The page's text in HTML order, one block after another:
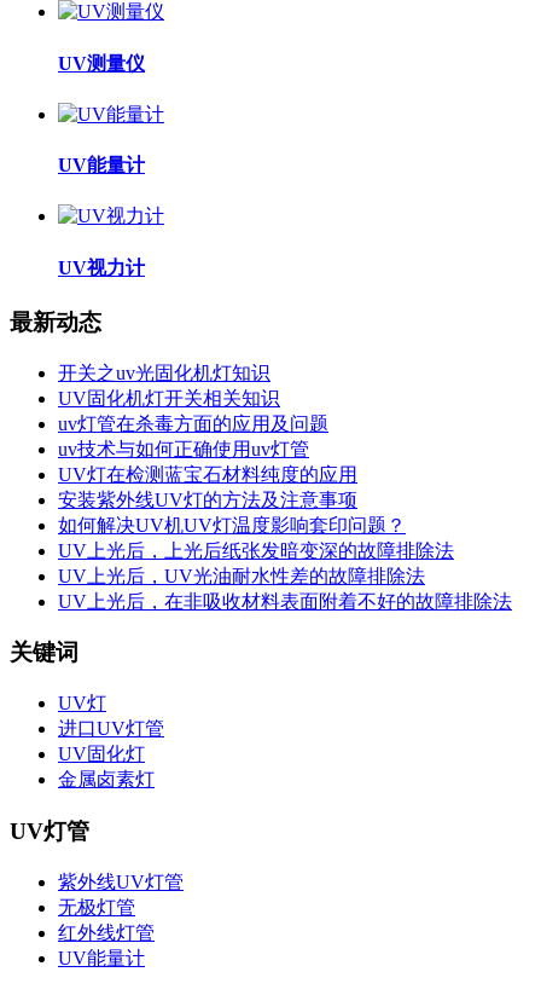
UV测量仪
UV能量计
UV视力计
最新动态
开关之uv光固化机灯知识
UV固化机灯开关相关知识
uv灯管在杀毒方面的应用及问题
uv技术与如何正确使用uv灯管
UV灯在检测蓝宝石材料纯度的应用
安装紫外线UV灯的方法及注意事项
如何解决UV机UV灯温度影响套印问题？
UV上光后，上光后纸张发暗变深的故障排除法
UV上光后，UV光油耐水性差的故障排除法
UV上光后，在非吸收材料表面附着不好的故障排除法
关键词
UV灯
进口UV灯管
UV固化灯
金属卤素灯
UV灯管
紫外线UV灯管
无极灯管
红外线灯管
UV能量计